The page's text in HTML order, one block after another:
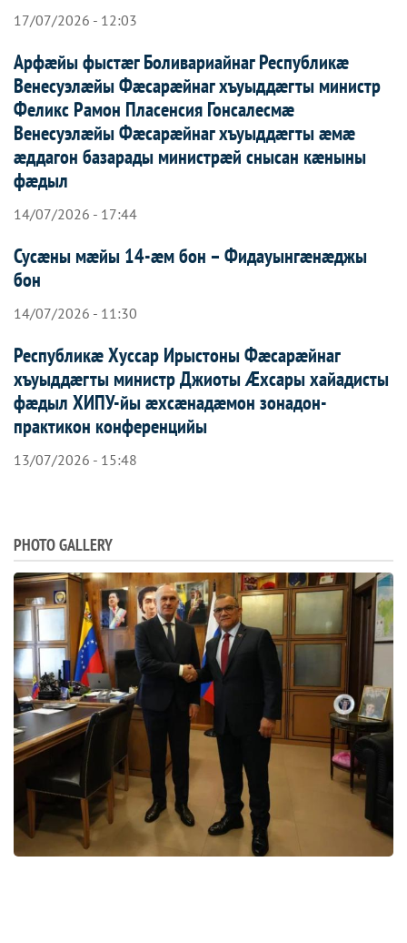
17/07/2026 - 12:03
Арфæйы фыстæг Боливариайнаг Республикæ
Венесуэлæйы Фæсарæйнаг хъуыддæгты министр
Феликс Рамон Пласенсия Гонсалесмæ
Венесуэлæйы Фæсарæйнаг хъуыддæгты æмæ
æддагон базарады министрæй снысан кæныны
фæдыл
14/07/2026 - 17:44
Сусæны мæйы 14-æм бон – Фидауынгæнæджы
бон
14/07/2026 - 11:30
Республикæ Хуссар Ирыстоны Фæсарæйнаг
хъуыддæгты министр Джиоты Æхсары хайадисты
фæдыл ХИПУ-йы æхсæнадæмон зонадон-
практикон конференцийы
13/07/2026 - 15:48
PHOTO GALLERY